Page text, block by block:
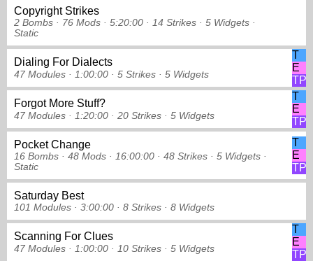
Copyright Strikes
2 Bombs · 76 Mods · 5:20:00 · 14 Strikes · 5 Widgets ·
Static
Dialing For Dialects
47 Modules · 1:00:00 · 5 Strikes · 5 Widgets
T
E
TP
Forgot More Stuff?
47 Modules · 1:20:00 · 20 Strikes · 5 Widgets
T
E
TP
Pocket Change
16 Bombs · 48 Mods · 16:00:00 · 48 Strikes · 5 Widgets ·
Static
T
E
TP
Saturday Best
101 Modules · 3:00:00 · 8 Strikes · 8 Widgets
Scanning For Clues
47 Modules · 1:00:00 · 10 Strikes · 5 Widgets
T
E
TP